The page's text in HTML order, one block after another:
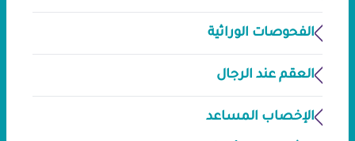
الفحوصات الوراثية
العقم عند الرجال
الإخصاب المساعد